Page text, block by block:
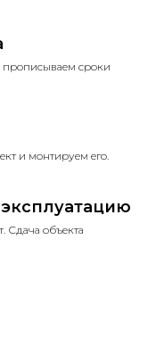
прописываем сроки
и монтируем его.
Сдача объекта